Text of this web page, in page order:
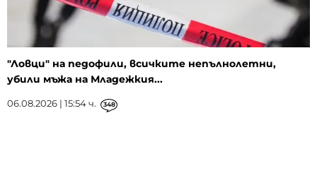
"Ловци" на педофили, всичките непълнолетни,
убили мъжа на Младежкия...
06.08.2026 | 15:54 ч. 348